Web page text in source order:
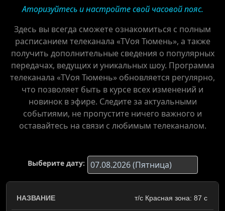
Аторизуйтесь и настройте свой часовой пояс.
Здесь вы всегда сможете ознакомиться с полным
расписанием телеканала «TVоя Тюмень», а также
получить дополнительные сведения о популярных
передачах, ведущих и уникальных шоу. Программа
телеканала «TVоя Тюмень» обновляется регулярно,
что позволяет быть в курсе всех изменений и
новинок в эфире. Следите за актуальными
событиями, не пропустите ничего важного и
оставайтесь на связи с любимым телеканалом.
Выберите дату:
т/с Красная зона: 87 c